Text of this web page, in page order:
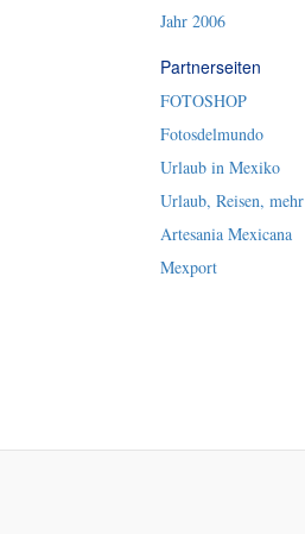
Jahr 2006
Partnerseiten
FOTOSHOP
Fotosdelmundo
Urlaub in Mexiko
Urlaub, Reisen, mehr
Artesania Mexicana
Mexport